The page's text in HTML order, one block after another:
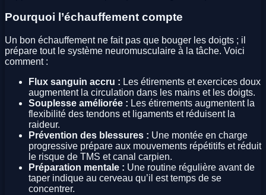
Pourquoi l’échauffement compte
Un bon échauffement ne fait pas que bouger les doigts ; il
prépare tout le système neuromusculaire à la tâche. Voici
comment :
Flux sanguin accru : Les étirements et exercices doux
augmentent la circulation dans les mains et les doigts.
Souplesse améliorée : Les étirements augmentent la
flexibilité des tendons et ligaments et réduisent la
raideur.
Prévention des blessures : Une montée en charge
progressive prépare aux mouvements répétitifs et réduit
le risque de TMS et canal carpien.
Préparation mentale : Une routine régulière avant de
taper indique au cerveau qu’il est temps de se
concentrer.